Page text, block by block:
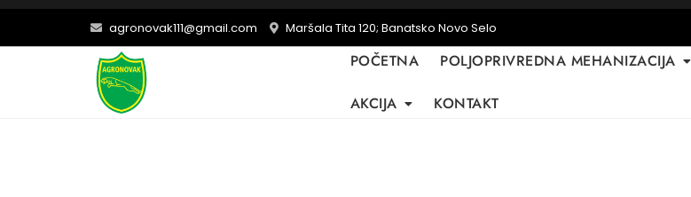
agronovak111@gmail.com Maršala Tita 120; Banatsko Novo Selo
POČETNA POLJOPRIVREDNA MEHANIZACIJA
AKCIJA KONTAKT